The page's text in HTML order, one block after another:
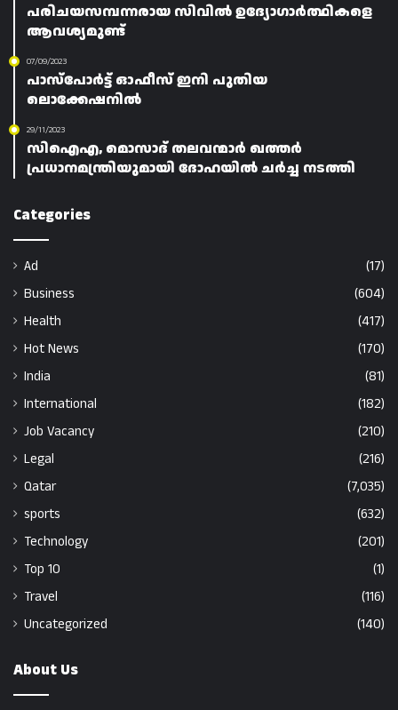
പരിചയസമ്പന്നരായ സിവിൽ ഉദ്യോഗാർത്ഥികളെ
ആവശ്യമുണ്ട്
07/09/2023
പാസ്പോർട്ട് ഓഫീസ് ഇനി പുതിയ
ലൊക്കേഷനിൽ
29/11/2023
സിഐഎ, മൊസാദ് തലവന്മാർ ഖത്തർ
പ്രധാനമന്ത്രിയുമായി ദോഹയിൽ ചർച്ച നടത്തി
Categories
Ad
(17)
Business
(604)
Health
(417)
Hot News
(170)
India
(81)
International
(182)
Job Vacancy
(210)
Legal
(216)
Qatar
(7,035)
sports
(632)
Technology
(201)
Top 10
(1)
Travel
(116)
Uncategorized
(140)
About Us